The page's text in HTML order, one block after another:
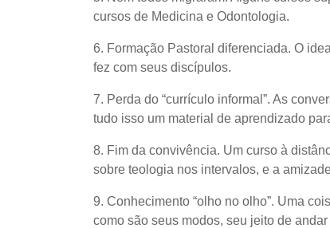
cursos de Medicina e Odontologia.
6. Formação Pastoral diferenciada. O
fez com seus discípulos.
7. Perda do “currículo informal”. As
tudo isso um material de aprendizado
8. Fim da convivência. Um curso à
sobre teologia nos intervalos, e a
9. Conhecimento “olho no olho”. Uma
como são seus modos, seu jeito de